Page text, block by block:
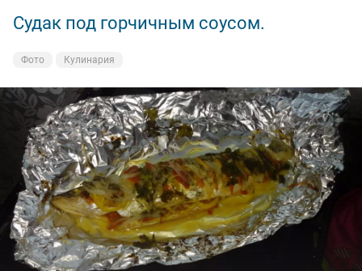
Судак под горчичным соусом.
Фото Кулинария